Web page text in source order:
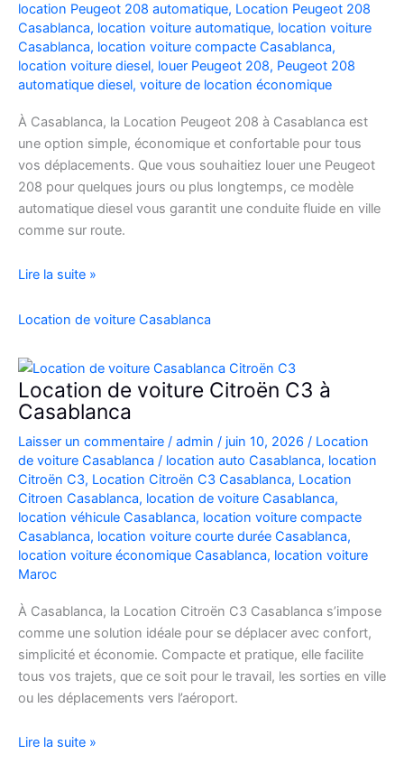
location Peugeot 208 automatique, Location Peugeot 208
Casablanca, location voiture automatique, location voiture
Casablanca, location voiture compacte Casablanca,
location voiture diesel, louer Peugeot 208, Peugeot 208
automatique diesel, voiture de location économique
À Casablanca, la Location Peugeot 208 à Casablanca est
une option simple, économique et confortable pour tous
vos déplacements. Que vous souhaitiez louer une Peugeot
208 pour quelques jours ou plus longtemps, ce modèle
automatique diesel vous garantit une conduite fluide en ville
comme sur route.
Location
208
Diesel
à
Casablanca
Louer
Facilement
Lire la suite »
Location de voiture Casablanca
Location de voiture Citroën C3 à
Casablanca
Laisser un commentaire / admin / juin 10, 2026 / Location
de voiture Casablanca / location auto Casablanca, location
Citroën C3, Location Citroën C3 Casablanca, Location
Citroen Casablanca, location de voiture Casablanca,
location véhicule Casablanca, location voiture compacte
Casablanca, location voiture courte durée Casablanca,
location voiture économique Casablanca, location voiture
Maroc
À Casablanca, la Location Citroën C3 Casablanca s’impose
comme une solution idéale pour se déplacer avec confort,
simplicité et économie. Compacte et pratique, elle facilite
tous vos trajets, que ce soit pour le travail, les sorties en ville
ou les déplacements vers l’aéroport.
Location
Lire la suite »